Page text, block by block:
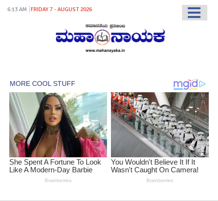
6:13 AM FRIDAY 7 - AUGUST 2026